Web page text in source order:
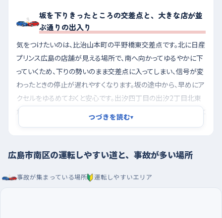
坂を下りきったところの交差点と、大きな店が並
ぶ通りの出入り
気をつけたいのは、比治山本町の平野橋東交差点です。北に日産
プリンス広島の店舗が見える場所で、南へ向かってゆるやかに下
っていくため、下りの勢いのまま交差点に入ってしまい、信号が変
わったときの停止が遅れやすくなります。坂の途中から、早めにア
クセルをゆるめておくと安心です。出汐四丁目の出汐2丁目北東
角交差点も同じく南へ下る形なので、考え方は同じです。もうひと
つは東雲三丁目の東雲インター入口交差点。北西にマクドナル
ド、南に自動車販売店があり、駐車場へ入る車や出てくる車が交
差点のすぐ手前で速度を落とすため、後ろについていると「まさか
て走りましょう。
つづきを読む▾
広島市南区の運転しやすい道と、事故が多い場所
事故が集まっている場所 運転しやすいエリア